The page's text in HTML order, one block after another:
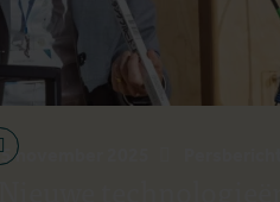
5 november 2025